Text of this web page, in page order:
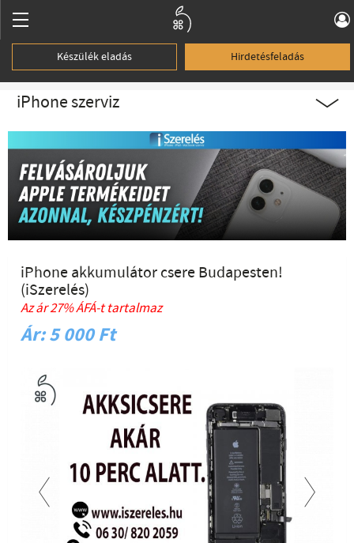
Készülék eladás Hirdetésfeladás
iPhone szerviz
iPhone akkumulátor csere Budapesten!
(iSzerelés)
Az ár 27% ÁFÁ-t tartalmaz
Ár: 5 000 Ft
Previous